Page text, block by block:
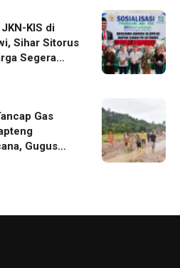
KIS di
Sihar Sitorus
Segera
Kesehatan
Gas
Gugus
SAOLOAN